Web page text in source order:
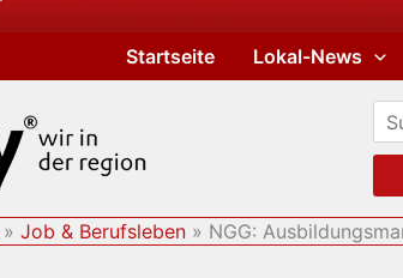
Startseite Lokal-News
Job & Berufsleben NGG: